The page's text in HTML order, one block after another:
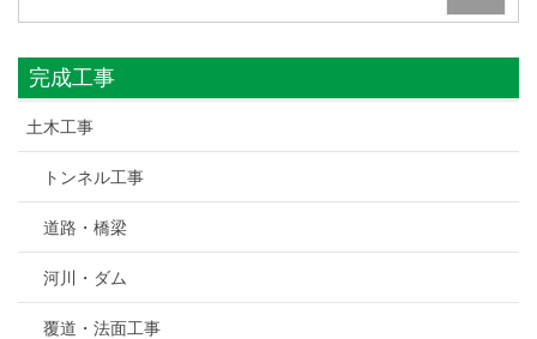
完成工事
土木工事
トンネル工事
道路・橋梁
河川・ダム
覆道・法面工事